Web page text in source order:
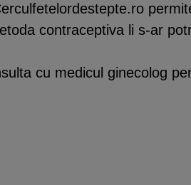
contraceptiva li s-ar
cu medicul ginecolog